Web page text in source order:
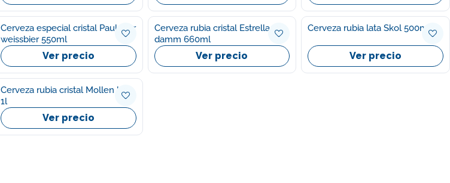
Cerveza especial cristal Paulaner
weissbier 550ml
Ver precio
Cerveza rubia cristal Estrella
damm 660ml
Ver precio
Cerveza rubia lata Skol 500ml
Ver precio
Cerveza rubia cristal Mollen bier
1l
Ver precio